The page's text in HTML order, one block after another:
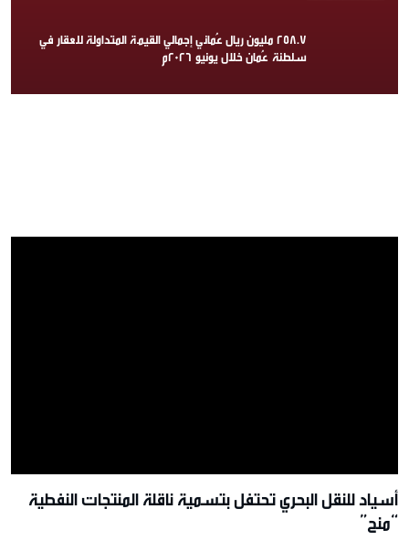
258.7 مليون ريال عُماني إجمالي القيمة المتداولة للعقار في
سلطنة عُمان خلال يونيو 2026م
أسياد للنقل البحري تحتفل بتسمية ناقلة المنتجات النفطية
“منح”